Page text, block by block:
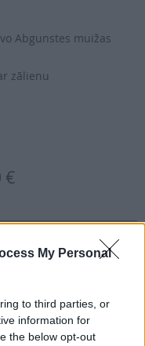
My Personal
to third parties, or
information for
the below opt-out
Abgunstes muižas
zālienu
€